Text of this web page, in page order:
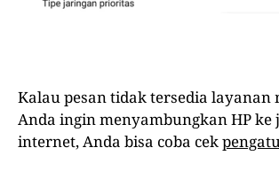
Kalau pesan tidak tersedia layanan
Anda ingin menyambungkan HP ke
internet, Anda bisa coba cek